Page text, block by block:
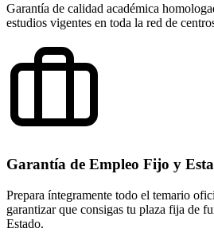
Garantía de calidad académica
estudios vigentes en toda la red de
Garantía de Empleo Fijo y
Prepara íntegramente todo el temario
garantizar que consigas tu plaza fija de
Estado.